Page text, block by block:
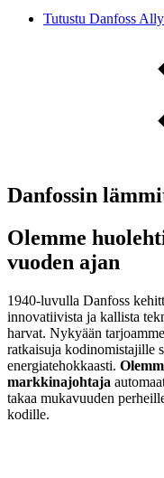
Tutustu Danfoss
Danfossin
Olemme
vuoden ajan
1940-luvulla Danfoss
innovatiivista ja kallista
harvat. Nykyään
ratkaisuja kodinomistajille
energiatehokkaasti.
markkinajohtaja
takaa mukavuuden
kodille.